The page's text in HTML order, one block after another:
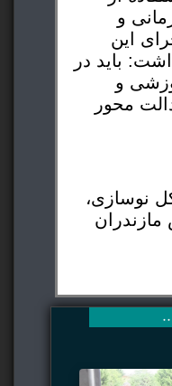
و
این
باید در
و
محور
نوسازی،